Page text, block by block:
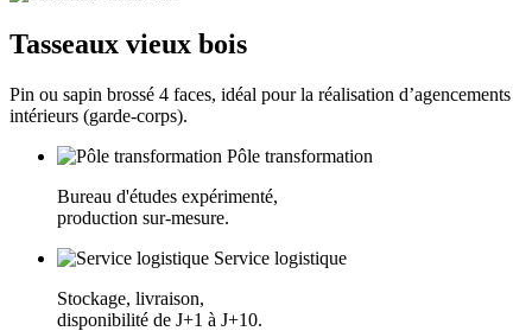
Tasseaux vieux bois
Pin ou sapin brossé 4 faces, idéal pour la réalisation d’agencements
intérieurs (garde-corps).
Pôle transformation
Bureau d'études expérimenté,
production sur-mesure.
Service logistique
Stockage, livraison,
disponibilité de J+1 à J+10.